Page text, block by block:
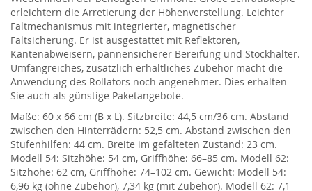
erleichtern die Arretierung der Höhenverstellung. Leichter
Faltmechanismus mit integrierter, magnetischer
Faltsicherung. Er ist ausgestattet mit Reflektoren,
Kantenabweisern, pannensicherer Bereifung und Stockhalter.
Umfangreiches, zusätzlich erhältliches Zubehör macht die
Anwendung des Rollators noch angenehmer. Dies erhalten
Sie auch als günstige Paketangebote.
Maße: 60 x 66 cm (B x L). Sitzbreite: 44,5 cm/36 cm. Abstand
zwischen den Hinterrädern: 52,5 cm. Abstand zwischen den
Stufenhilfen: 44 cm. Breite im gefalteten Zustand: 23 cm.
Modell 54: Sitzhöhe: 54 cm, Griffhöhe: 66–85 cm. Modell 62:
Sitzhöhe: 62 cm, Griffhöhe: 74–102 cm. Gewicht: Modell 54:
6,96 kg (ohne Zubehör), 7,34 kg (mit Zubehör). Modell 62: 7,1